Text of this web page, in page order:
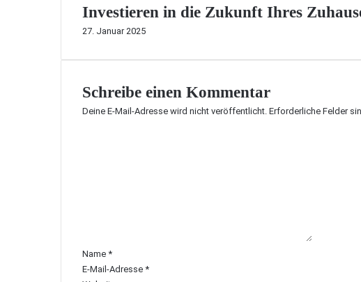
Investieren in die Zukunft Ihres
27. Januar 2025
Schreibe einen Kommentar
Deine E-Mail-Adresse wird nicht veröffentlicht. Erforderliche Felder
r
*
Name *
E-Mail-Adresse *